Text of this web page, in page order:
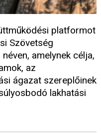
platformot
Szövetség
amelynek célja,
az
ágazat szereplőinek
lakhatási